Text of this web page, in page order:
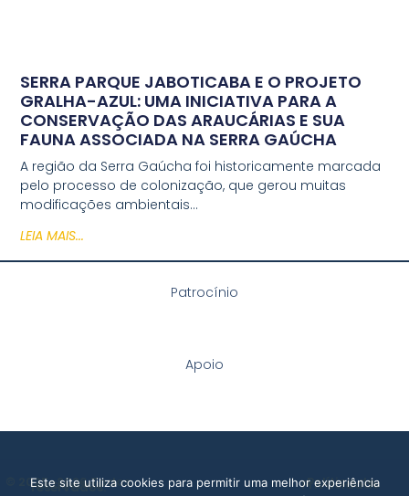
SERRA PARQUE JABOTICABA E O PROJETO
GRALHA-AZUL: UMA INICIATIVA PARA A
CONSERVAÇÃO DAS ARAUCÁRIAS E SUA
FAUNA ASSOCIADA NA SERRA GAÚCHA
A região da Serra Gaúcha foi historicamente marcada
pelo processo de colonização, que gerou muitas
modificações ambientais…
LEIA MAIS...
Patrocínio
Apoio
© 2025-2026 Todos
os direitos
reservados.
Política de
Privacidade
Este site utiliza cookies para permitir uma melhor experiência